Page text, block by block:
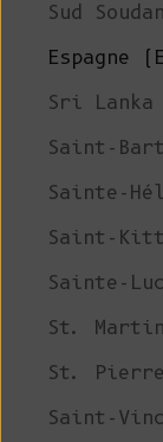
Sud
Espagne
Sri Lanka
Saint-
Sainte-
Saint-
Sainte-
St.
St. Pierre
Saint-